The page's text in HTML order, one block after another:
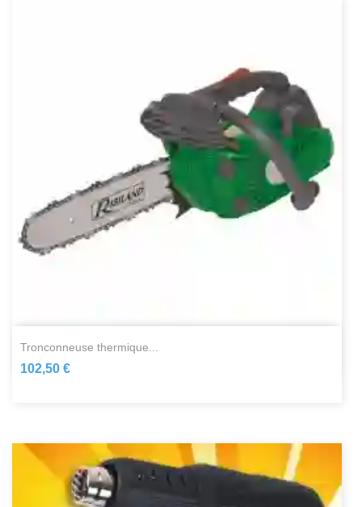
tronconneuse thermique...
102,50 €